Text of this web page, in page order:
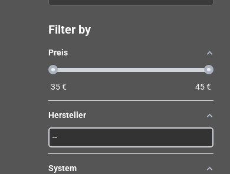
Filter by
Preis
35€ 45€
Hersteller
System